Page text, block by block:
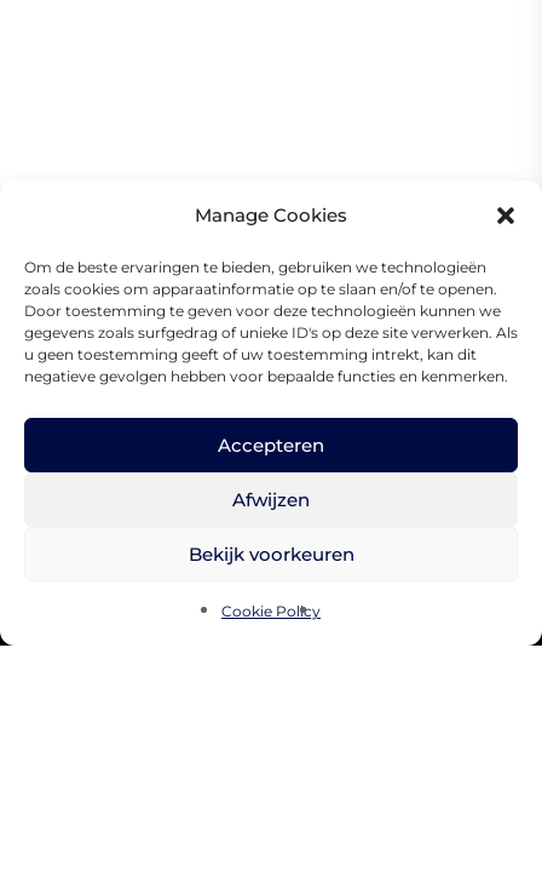
Manage Cookies
Om de beste ervaringen te bieden, gebruiken we technologieën
zoals cookies om apparaatinformatie op te slaan en/of te openen.
Door toestemming te geven voor deze technologieën kunnen we
gegevens zoals surfgedrag of unieke ID's op deze site verwerken. Als
u geen toestemming geeft of uw toestemming intrekt, kan dit
negatieve gevolgen hebben voor bepaalde functies en kenmerken.
Accepteren
Afwijzen
Bekijk voorkeuren
Cookie Policy